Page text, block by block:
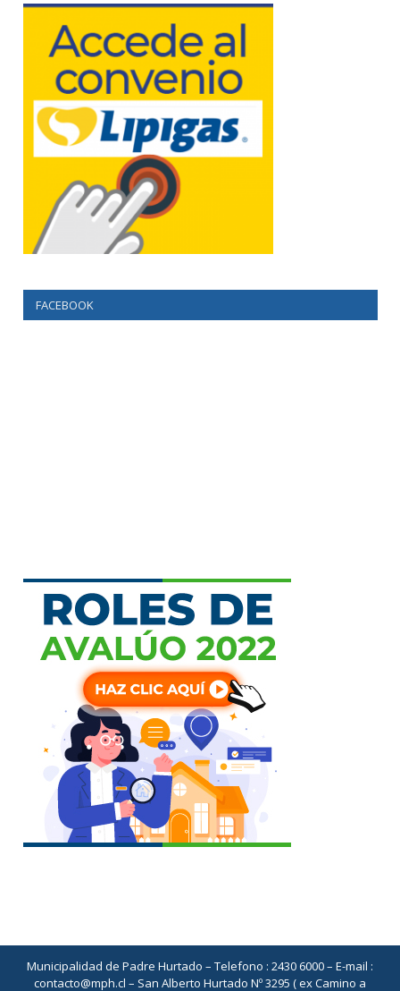
FACEBOOK
Municipalidad de Padre Hurtado – Telefono : 2430 6000 – E-mail :
contacto@mph.cl – San Alberto Hurtado Nº 3295 ( ex Camino a